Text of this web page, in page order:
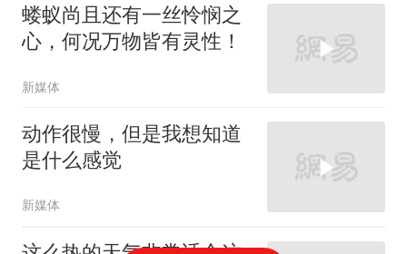
蝼蚁尚且还有一丝怜悯之
心，何况万物皆有灵性！
新媒体
动作很慢，但是我想知道
是什么感觉
新媒体